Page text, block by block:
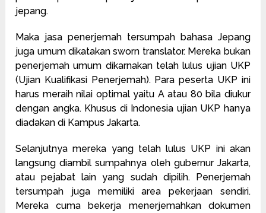
jepang.
Maka jasa penerjemah tersumpah bahasa Jepang
juga umum dikatakan sworn translator. Mereka bukan
penerjemah umum dikarnakan telah lulus ujian UKP
(Ujian Kualifikasi Penerjemah). Para peserta UKP ini
harus meraih nilai optimal yaitu A atau 80 bila diukur
dengan angka. Khusus di Indonesia ujian UKP hanya
diadakan di Kampus Jakarta.
Selanjutnya mereka yang telah lulus UKP ini akan
langsung diambil sumpahnya oleh gubernur Jakarta,
atau pejabat lain yang sudah dipilih. Penerjemah
tersumpah juga memiliki area pekerjaan sendiri.
Mereka cuma bekerja menerjemahkan dokumen